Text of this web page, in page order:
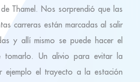
Thamel. Nos sorprendió que las
carreras están marcadas al salir
y allí mismo se puede hacer el
tomarlo. Un alivio para evitar la
el trayecto a la estación